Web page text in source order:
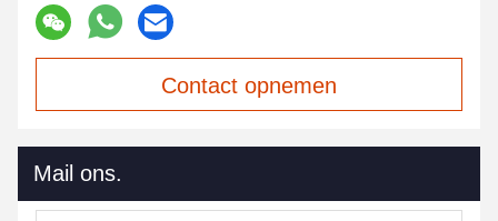
Contact opnemen
Mail ons.